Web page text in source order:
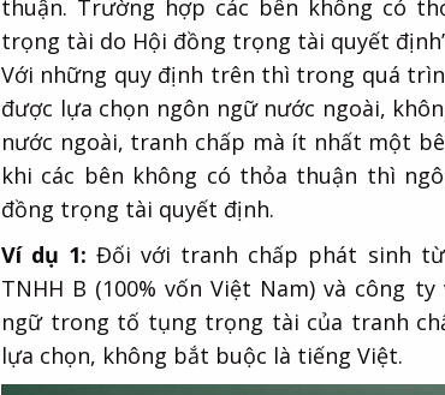
thuận. Trường hợp các bên không có
trọng tài do Hội đồng trọng tài quyết
Với những quy định trên thì trong quá
được lựa chọn ngôn ngữ nước ngoài,
nước ngoài, tranh chấp mà ít nhất một
khi các bên không có thỏa thuận thì
đồng trọng tài quyết định.
Ví dụ 1:Đối với tranh chấp phát sinh
TNHH B (100% vốn Việt Nam) và công
ngữ trong tố tụng trọng tài của tranh
lựa chọn, không bắt buộc là tiếng Việt.